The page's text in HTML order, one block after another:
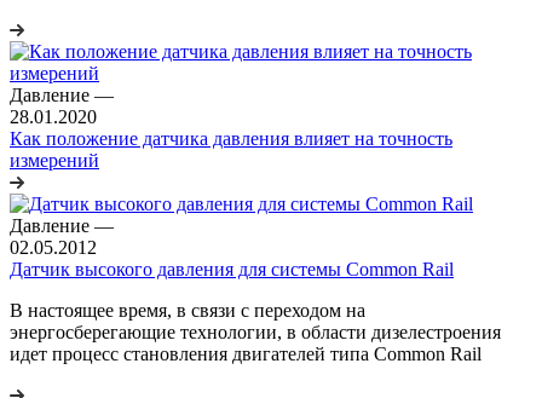
Давление —
28.01.2020
Как положение датчика давления влияет на точность
измерений
Давление —
02.05.2012
Датчик высокого давления для системы Common Rail
В настоящее время, в связи с переходом на
энергосберегающие технологии, в области дизелестроения
идет процесс становления двигателей типа Common Rail